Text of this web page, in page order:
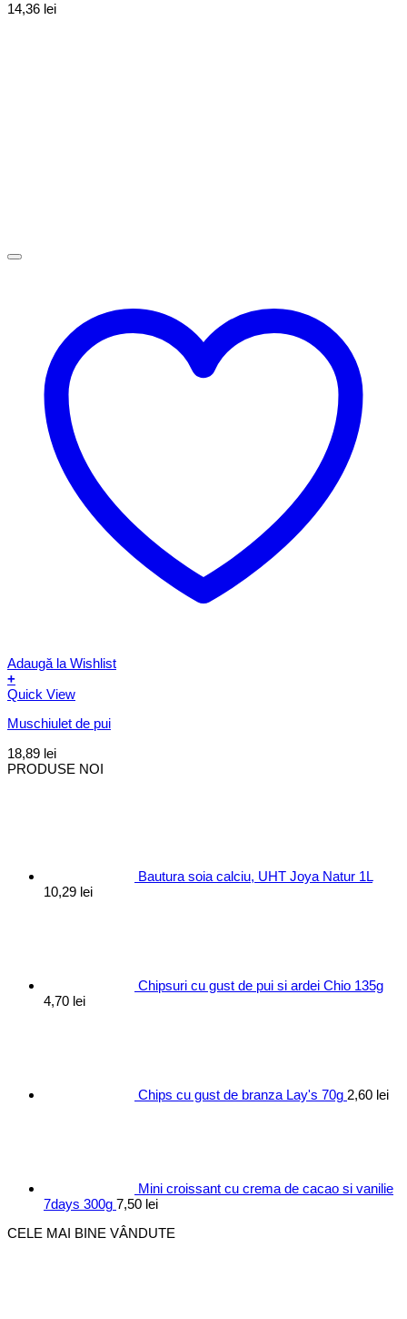
14,36 lei
Adaugă la Wishlist
+
Quick View
Muschiulet de pui
18,89 lei
PRODUSE NOI
Bautura soia calciu, UHT Joya Natur 1L
10,29 lei
Chipsuri cu gust de pui si ardei Chio 135g
4,70 lei
Chips cu gust de branza Lay's 70g 2,60 lei
Mini croissant cu crema de cacao si vanilie
7days 300g 7,50 lei
CELE MAI BINE VÂNDUTE